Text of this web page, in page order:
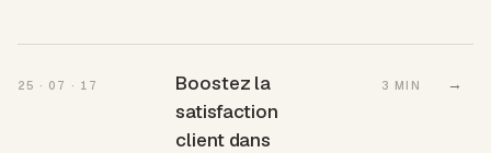
25 · 07 · 17
Boostez la
satisfaction
client dans
3 MIN →